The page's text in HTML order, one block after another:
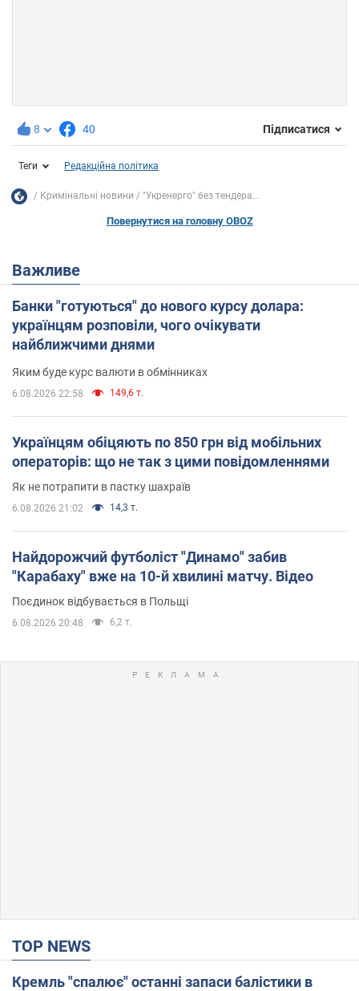
8 40 Підписатися
Теги Редакційна політика
Кримінальні новини "Укренерго" без тендера...
Повернутися на головну OBOZ
Важливе
Банки "готуються" до нового курсу долара:
українцям розповіли, чого очікувати
найближчими днями
Яким буде курс валюти в обмінниках
6.08.2026 22:58 149,6 т.
Українцям обіцяють по 850 грн від мобільних
операторів: що не так з цими повідомленнями
Як не потрапити в пастку шахраїв
6.08.2026 21:02 14,3 т.
Найдорожчий футболіст "Динамо" забив
"Карабаху" вже на 10-й хвилині матчу. Відео
Поєдинок відбувається в Польщі
6.08.2026 20:48 6,2 т.
TOP NEWS
Кремль "спалює" останні запаси балістики в